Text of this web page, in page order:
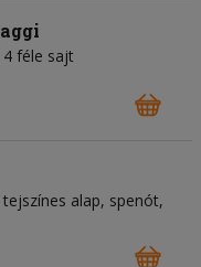
4 féle sajt
tejszínes alap spenót